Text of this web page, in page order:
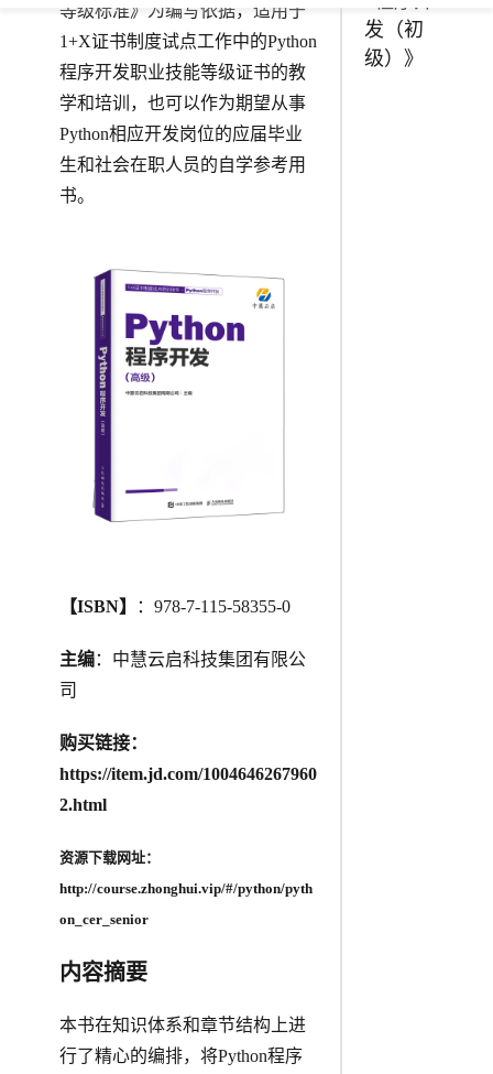
等级标准》为编写依据，适用于
1+X证书制度试点工作中的Python
程序开发职业技能等级证书的教
学和培训，也可以作为期望从事
Python相应开发岗位的应届毕业
生和社会在职人员的自学参考用
书。
【ISBN】 ：978-7-115-58355-0
主编：中慧云启科技集团有限公
司
购买链接：
https://item.jd.com/1004646267960
2.html
资源下载网址：
http://course.zhonghui.vip/#/python/pyth
on_cer_senior
内容摘要
本书在知识体系和章节结构上进
行了精心的编排，将Python程序
发（初
级）》